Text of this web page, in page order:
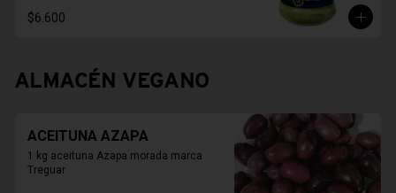
$6.600
ALMACÉN VEGANO
ACEITUNA AZAPA
1 kg aceituna Azapa morada marca
Treguar